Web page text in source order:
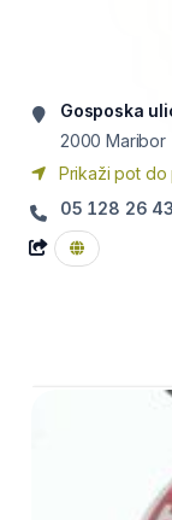
Gosposka
2000 Maribor
Prikaži pot do
05 128 26 43